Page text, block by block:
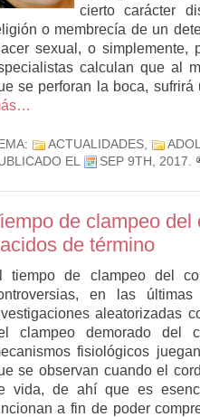
cierto carácter
o membrecía de un
sexual, o
calculan que al
se perforan la boca,
ACTUALIDADES,
EL
SEP 9TH, 2017.
de clampeo
de término
tiempo de clampeo del
en las
aleatorizadas
clampeo demorado del
fisiológicos
se observan cuando el
vida, de ahí que es
a fin de poder